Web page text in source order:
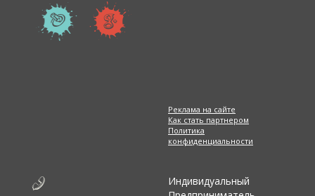
Реклама на сайте
Как стать партнером
Политика
конфиденциальности
Индивидуальный